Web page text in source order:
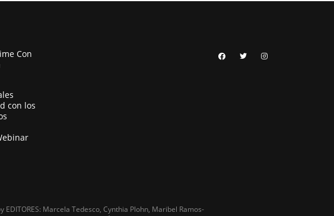
Con
con los
EDITORES: Marcela Tedesco, Cynthia Plohn, Maribel Ramos-